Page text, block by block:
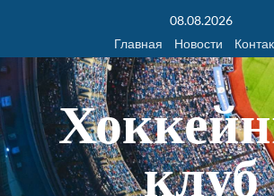
08.08.2026
Главная
Новости
клуб